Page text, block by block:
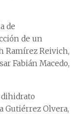
de
de un
Ramírez Reivich,
Fabián Macedo,
dihidrato
Gutiérrez Olvera,